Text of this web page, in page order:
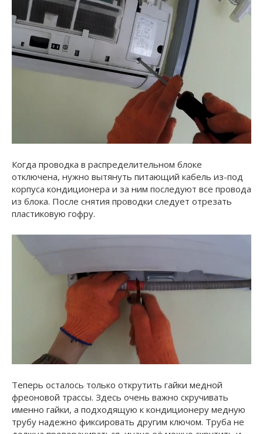
Когда проводка в распределительном блоке
отключена, нужно вытянуть питающий кабель из-под
корпуса кондиционера и за ним последуют все провода
из блока. После снятия проводки следует отрезать
пластиковую гофру.
Теперь осталось только открутить гайки медной
фреоновой трассы. Здесь очень важно скручивать
именно гайки, а подходящую к кондиционеру медную
трубу надежно фиксировать другим ключом. Труба не